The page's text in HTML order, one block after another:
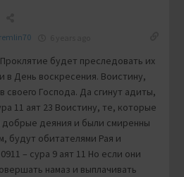
Проклятие будет преследовать их
в День воскресения. Воистину,
своего Господа. Да сгинут адиты,
11 аят 23 Воистину, те, которые
деяния и были смиренны
будут обитателями Рая и
– сура 9 аят 11 Но если они
намаз и выплачивать